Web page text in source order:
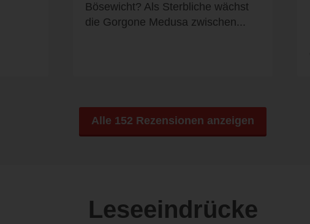
Bösewicht? Als Sterbliche wächst
die Gorgone Medusa zwischen...
Alle 152 Rezensionen anzeigen
Leseeindrücke